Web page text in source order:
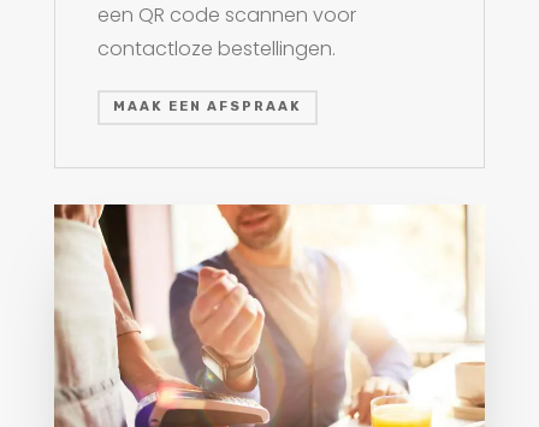
een QR code scannen voor
contactloze bestellingen.
MAAK EEN AFSPRAAK